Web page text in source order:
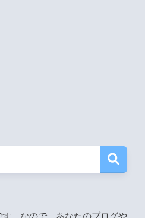
。なので、あなたのブログや